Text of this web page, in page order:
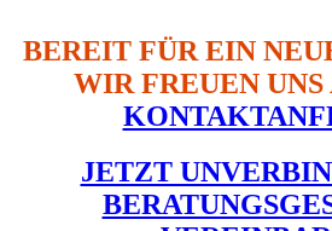
BEREIT FÜR EIN
WIR FREUEN
JETZT